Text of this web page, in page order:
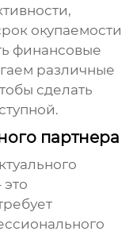
окупаемости
финансовые
различные
сделать
партнера
это